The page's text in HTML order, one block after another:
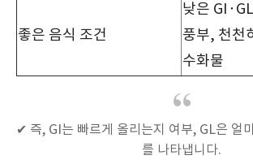
좋은 음식 조건
낮은
풍부, 천천
수화물
✔ 즉, GI는 빠르게 올리는지 여부, GL은 얼
를 나타냅니다.